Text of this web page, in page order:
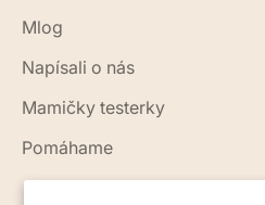
Mlog
Napísali o nás
Mamičky testerky
Pomáhame